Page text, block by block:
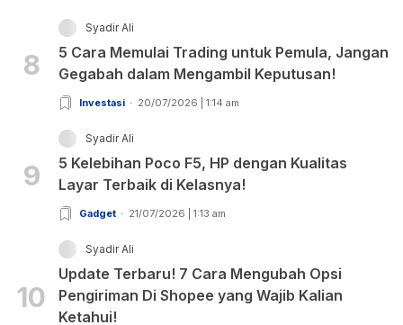
8
Syadir Ali
5 Cara Memulai Trading untuk Pemula, Jangan
Gegabah dalam Mengambil Keputusan!
Investasi 20/07/2026 | 1:14 am
9
Syadir Ali
5 Kelebihan Poco F5, HP dengan Kualitas
Layar Terbaik di Kelasnya!
Gadget 21/07/2026 | 1:13 am
10
Syadir Ali
Update Terbaru! 7 Cara Mengubah Opsi
Pengiriman Di Shopee yang Wajib Kalian
Ketahui!